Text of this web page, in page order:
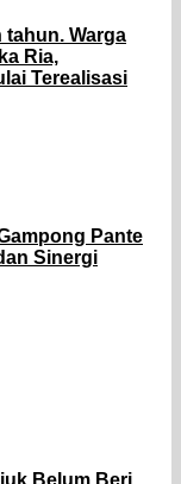
Warga
Ria,
Terealisasi
Pante
Sinergi